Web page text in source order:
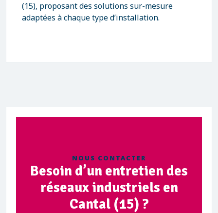
(15), proposant des solutions sur-mesure
adaptées à chaque type d’installation.
NOUS CONTACTER
Besoin d’un entretien des
réseaux industriels en
Cantal (15) ?